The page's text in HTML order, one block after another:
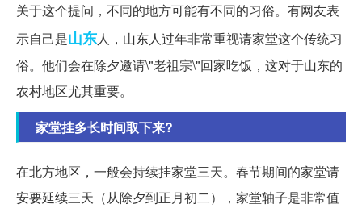
关于这个提问，不同的地方可能有不同的习俗。有网友表
示自己是山东人，山东人过年非常重视请家堂这个传统习
俗。他们会在除夕邀请\"老祖宗\"回家吃饭，这对于山东的
农村地区尤其重要。
家堂挂多长时间取下来?
在北方地区，一般会持续挂家堂三天。春节期间的家堂请
安要延续三天（从除夕到正月初二），家堂轴子是非常值